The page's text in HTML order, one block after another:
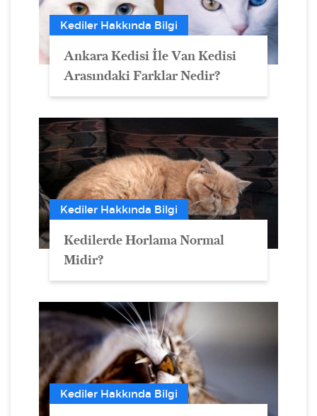
Kediler Hakkında Bilgi
Ankara Kedisi İle Van Kedisi
Arasındaki Farklar Nedir?
Kediler Hakkında Bilgi
Kedilerde Horlama Normal
Midir?
Kediler Hakkında Bilgi